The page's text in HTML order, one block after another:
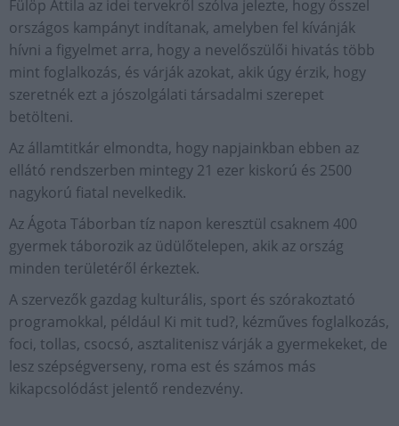
Fülöp Attila az idei tervekről szólva jelezte, hogy ősszel
országos kampányt indítanak, amelyben fel kívánják
hívni a figyelmet arra, hogy a nevelőszülői hivatás több
mint foglalkozás, és várják azokat, akik úgy érzik, hogy
szeretnék ezt a jószolgálati társadalmi szerepet
betölteni.
Az államtitkár elmondta, hogy napjainkban ebben az
ellátó rendszerben mintegy 21 ezer kiskorú és 2500
nagykorú fiatal nevelkedik.
Az Ágota Táborban tíz napon keresztül csaknem 400
gyermek táborozik az üdülőtelepen, akik az ország
minden területéről érkeztek.
A szervezők gazdag kulturális, sport és szórakoztató
programokkal, például Ki mit tud?, kézműves foglalkozás,
foci, tollas, csocsó, asztalitenisz várják a gyermekeket, de
lesz szépségverseny, roma est és számos más
kikapcsolódást jelentő rendezvény.